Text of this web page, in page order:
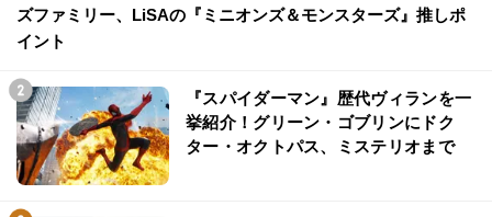
ズファミリー、LiSAの『ミニオンズ＆モンスターズ』推しポ
イント
『スパイダーマン』歴代ヴィランを一
挙紹介！グリーン・ゴブリンにドク
ター・オクトパス、ミステリオまで